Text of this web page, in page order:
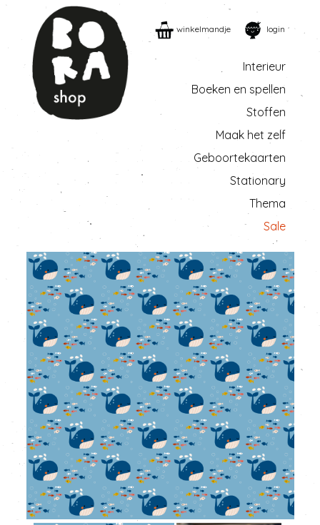
winkelmandje login
Interieur
Boeken en spellen
Stoffen
Maak het zelf
Geboortekaarten
Stationary
Thema
Sale